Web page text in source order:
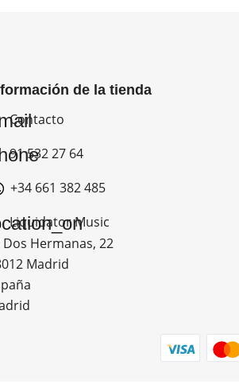
de la tienda
Contacto
91 532 27 64
+34 661 382 485
Liquidator Music
Dos Hermanas, 22
Madrid